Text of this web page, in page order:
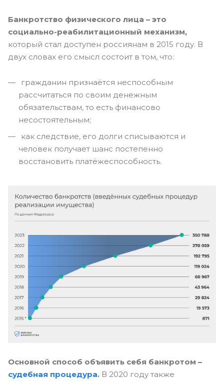
Банкротство физического лица – это
социально-реабилитационный механизм,
который стал доступен россиянам в 2015 году. В
двух словах его смысл состоит в том, что:
гражданин признаётся неспособным
рассчитаться по своим денежным
обязательствам, то есть финансово
несостоятельным;
как следствие, его долги списываются и
человек получает шанс постепенно
восстановить платёжеспособность.
Основной способ объявить себя банкротом –
судебная процедура. В 2020 году также